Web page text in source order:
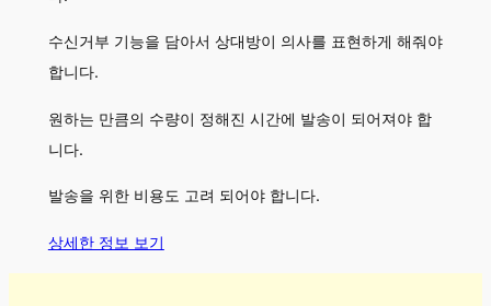
수신거부 기능을 담아서 상대방이 의사를 표현하게 해줘야
합니다.
원하는 만큼의 수량이 정해진 시간에 발송이 되어져야 합
니다.
발송을 위한 비용도 고려 되어야 합니다.
상세한 정보 보기